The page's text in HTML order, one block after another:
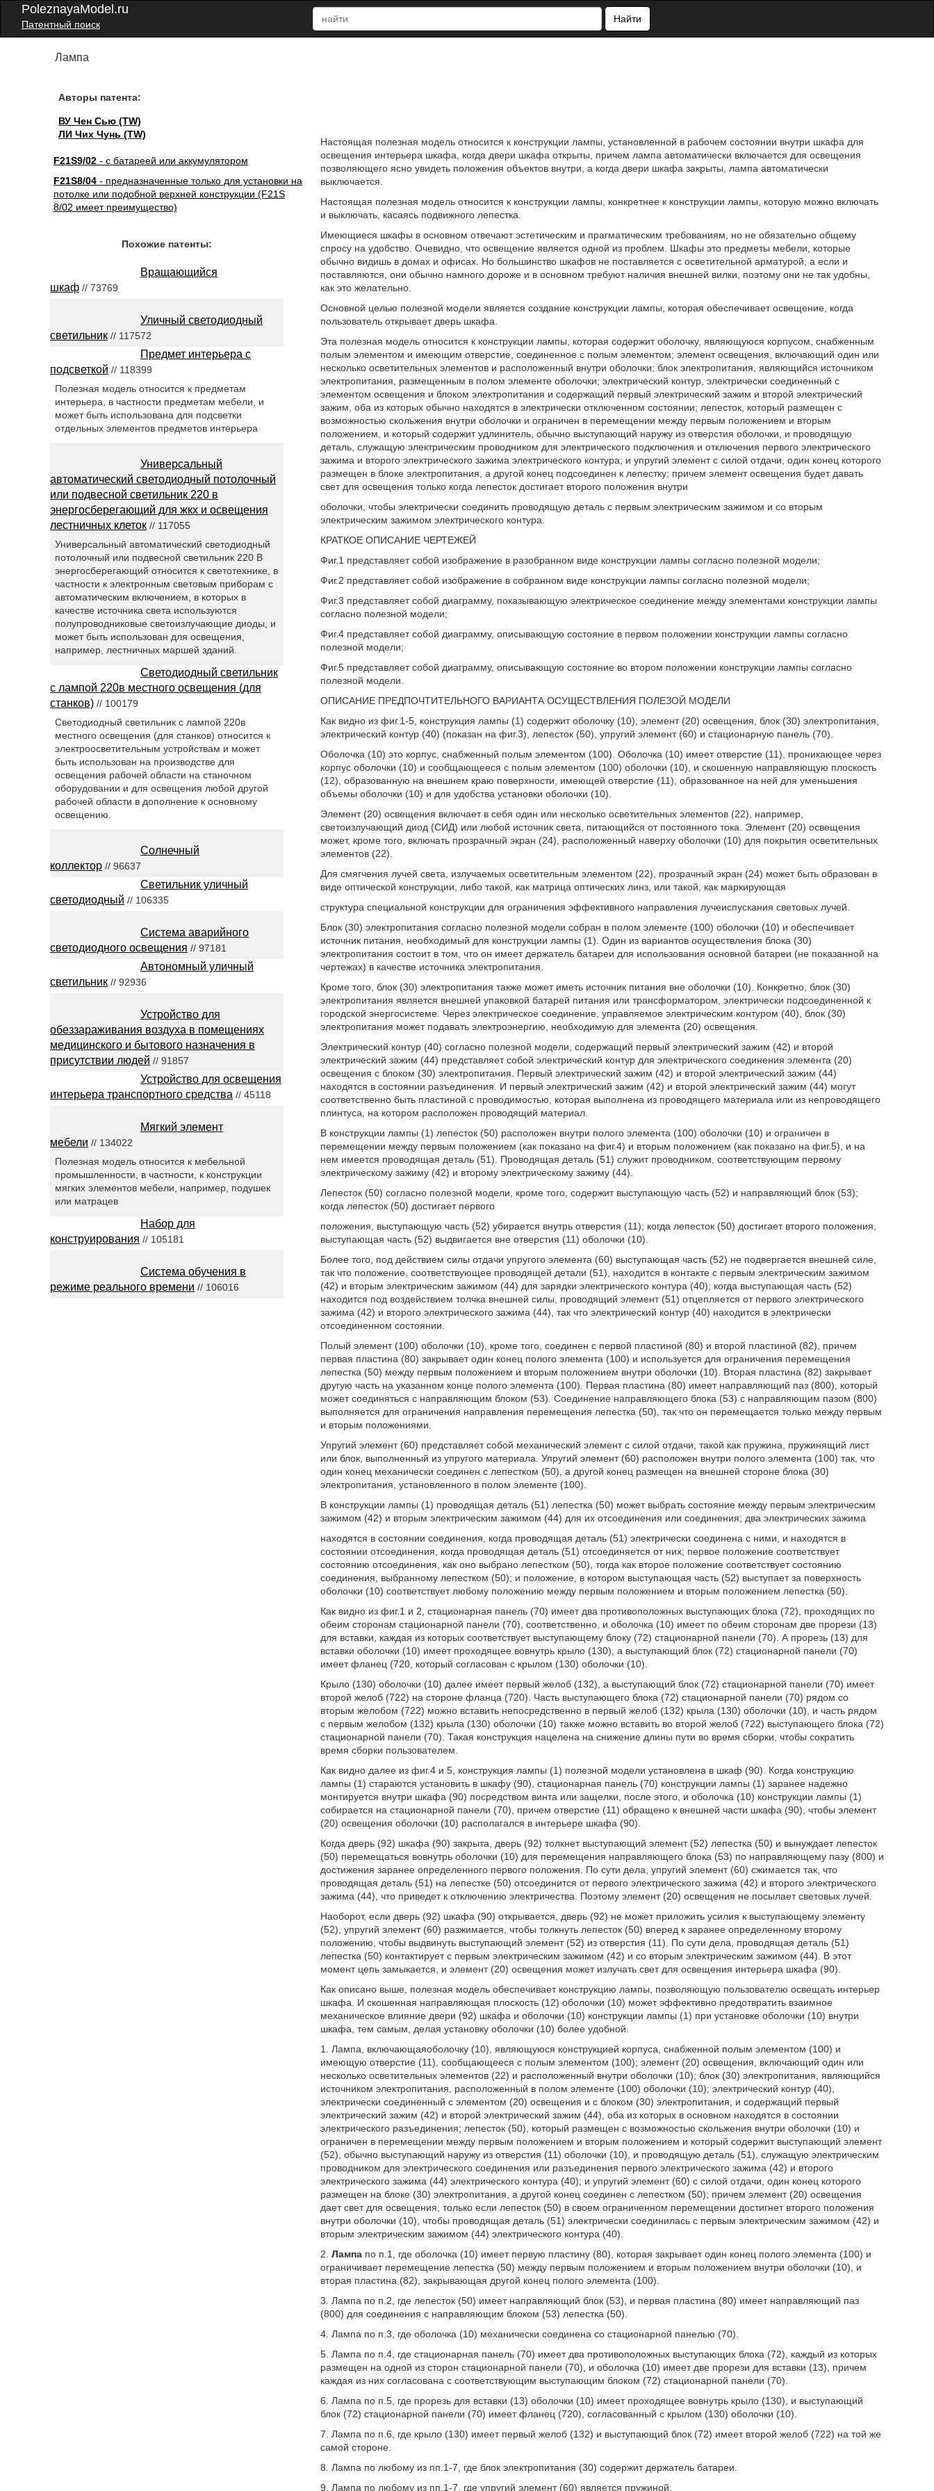
PoleznayaModel.ru
Патентный поиск
Найти
Лампа
Авторы патента:
ВУ Чен Сью (TW)
ЛИ Чих Чунь (TW)
F21S9/02 - с батареей или аккумулятором
F21S8/04 - предназначенные только для установки на
потолке или подобной верхней конструкции (F21S
8/02 имеет преимущество)
Настоящая полезная модель относится к конструкции лампы, установленной в рабочем состоянии внутри шкафа для
освещения интерьера шкафа, когда двери шкафа открыты, причем лампа автоматически включается для освещения
позволяющего ясно увидеть положения объектов внутри, а когда двери шкафа закрыты, лампа автоматически
выключается.
Настоящая полезная модель относится к конструкции лампы, конкретнее к конструкции лампы, которую можно включать
и выключать, касаясь подвижного лепестка.
Имеющиеся шкафы в основном отвечают эстетическим и прагматическим требованиям, но не обязательно общему
спросу на удобство. Очевидно, что освещение является одной из проблем. Шкафы это предметы мебели, которые
обычно видишь в домах и офисах. Но большинство шкафов не поставляется с осветительной арматурой, а если и
поставляются, они обычно намного дороже и в основном требуют наличия внешней вилки, поэтому они не так удобны,
как это желательно.
Основной целью полезной модели является создание конструкции лампы, которая обеспечивает освещение, когда
пользователь открывает дверь шкафа.
Эта полезная модель относится к конструкции лампы, которая содержит оболочку, являющуюся корпусом, снабженным
полым элементом и имеющим отверстие, соединенное с полым элементом; элемент освещения, включающий один или
несколько осветительных элементов и расположенный внутри оболочки; блок электропитания, являющийся источником
электропитания, размещенным в полом элементе оболочки; электрический контур, электрически соединенный с
элементом освещения и блоком электропитания и содержащий первый электрический зажим и второй электрический
зажим, оба из которых обычно находятся в электрически отключенном состоянии; лепесток, который размещен с
возможностью скольжения внутри оболочки и ограничен в перемещении между первым положением и вторым
положением, и который содержит удлинитель, обычно выступающий наружу из отверстия оболочки, и проводящую
деталь, служащую электрическим проводником для электрического подключения и отключения первого электрического
зажима и второго электрического зажима электрического контура; и упругий элемент с силой отдачи, один конец которого
размещен в блоке электропитания, а другой конец подсоединен к лепестку; причем элемент освещения будет давать
свет для освещения только когда лепесток достигает второго положения внутри
оболочки, чтобы электрически соединить проводящую деталь с первым электрическим зажимом и со вторым
электрическим зажимом электрического контура.
КРАТКОЕ ОПИСАНИЕ ЧЕРТЕЖЕЙ
Фиг.1 представляет собой изображение в разобранном виде конструкции лампы согласно полезной модели;
Фиг.2 представляет собой изображение в собранном виде конструкции лампы согласно полезной модели;
Фиг.3 представляет собой диаграмму, показывающую электрическое соединение между элементами конструкции лампы
согласно полезной модели;
Фиг.4 представляет собой диаграмму, описывающую состояние в первом положении конструкции лампы согласно
полезной модели;
Фиг.5 представляет собой диаграмму, описывающую состояние во втором положении конструкции лампы согласно
полезной модели.
ОПИСАНИЕ ПРЕДПОЧТИТЕЛЬНОГО ВАРИАНТА ОСУЩЕСТВЛЕНИЯ ПОЛЕЗОЙ МОДЕЛИ
Как видно из фиг.1-5, конструкция лампы (1) содержит оболочку (10), элемент (20) освещения, блок (30) электропитания,
электрический контур (40) (показан на фиг.3), лепесток (50), упругий элемент (60) и стационарную панель (70).
Оболочка (10) это корпус, снабженный полым элементом (100). Оболочка (10) имеет отверстие (11), проникающее через
корпус оболочки (10) и сообщающееся с полым элементом (100) оболочки (10), и скошенную направляющую плоскость
(12), образованную на внешнем краю поверхности, имеющей отверстие (11), образованное на ней для уменьшения
объемы оболочки (10) и для удобства установки оболочки (10).
Элемент (20) освещения включает в себя один или несколько осветительных элементов (22), например,
светоизлучающий диод (СИД) или любой источник света, питающийся от постоянного тока. Элемент (20) освещения
может, кроме того, включать прозрачный экран (24), расположенный наверху оболочки (10) для покрытия осветительных
элементов (22).
Для смягчения лучей света, излучаемых осветительным элементом (22), прозрачный экран (24) может быть образован в
виде оптической конструкции, либо такой, как матрица оптических линз, или такой, как маркирующая
структура специальной конструкции для ограничения эффективного направления лучеиспускания световых лучей.
Блок (30) электропитания согласно полезной модели собран в полом элементе (100) оболочки (10) и обеспечивает
источник питания, необходимый для конструкции лампы (1). Один из вариантов осуществления блока (30)
электропитания состоит в том, что он имеет держатель батареи для использования основной батареи (не показанной на
чертежах) в качестве источника электропитания.
Кроме того, блок (30) электропитания также может иметь источник питания вне оболочки (10). Конкретно, блок (30)
электропитания является внешней упаковкой батарей питания или трансформатором, электрически подсоединенной к
городской энергосистеме. Через электрическое соединение, управляемое электрическим контуром (40), блок (30)
электропитания может подавать электроэнергию, необходимую для элемента (20) освещения.
Электрический контур (40) согласно полезной модели, содержащий первый электрический зажим (42) и второй
электрический зажим (44) представляет собой электрический контур для электрического соединения элемента (20)
освещения с блоком (30) электропитания. Первый электрический зажим (42) и второй электрический зажим (44)
находятся в состоянии разъединения. И первый электрический зажим (42) и второй электрический зажим (44) могут
соответственно быть пластиной с проводимостью, которая выполнена из проводящего материала или из непроводящего
плинтуса, на котором расположен проводящий материал.
В конструкции лампы (1) лепесток (50) расположен внутри полого элемента (100) оболочки (10) и ограничен в
перемещении между первым положением (как показано на фиг.4) и вторым положением (как показано на фиг.5), и на
нем имеется проводящая деталь (51). Проводящая деталь (51) служит проводником, соответствующим первому
электрическому зажиму (42) и второму электрическому зажиму (44).
Лепесток (50) согласно полезной модели, кроме того, содержит выступающую часть (52) и направляющий блок (53);
когда лепесток (50) достигает первого
положения, выступающую часть (52) убирается внутрь отверстия (11); когда лепесток (50) достигает второго положения,
выступающая часть (52) выдвигается вне отверстия (11) оболочки (10).
Более того, под действием силы отдачи упругого элемента (60) выступающая часть (52) не подвергается внешней силе,
так что положение, соответствующее проводящей детали (51), находится в контакте с первым электрическим зажимом
(42) и вторым электрическим зажимом (44) для зарядки электрического контура (40); когда выступающая часть (52)
находится под воздействием толчка внешней силы, проводящий элемент (51) отцепляется от первого электрического
зажима (42) и второго электрического зажима (44), так что электрический контур (40) находится в электрически
отсоединенном состоянии.
Полый элемент (100) оболочки (10), кроме того, соединен с первой пластиной (80) и второй пластиной (82), причем
первая пластина (80) закрывает один конец полого элемента (100) и используется для ограничения перемещения
лепестка (50) между первым положением и вторым положением внутри оболочки (10). Вторая пластина (82) закрывает
другую часть на указанном конце полого элемента (100). Первая пластина (80) имеет направляющий паз (800), который
может соединяться с направляющим блоком (53). Соединение направляющего блока (53) с направляющим пазом (800)
выполняется для ограничения направления перемещения лепестка (50), так что он перемещается только между первым
и вторым положениями.
Упругий элемент (60) представляет собой механический элемент с силой отдачи, такой как пружина, пружинящий лист
или блок, выполненный из упругого материала. Упругий элемент (60) расположен внутри полого элемента (100) так, что
один конец механически соединен с лепестком (50), а другой конец размещен на внешней стороне блока (30)
электропитания, установленного в полом элементе (100).
В конструкции лампы (1) проводящая деталь (51) лепестка (50) может выбрать состояние между первым электрическим
зажимом (42) и вторым электрическим зажимом (44) для их отсоединения или соединения; два электрических зажима
находятся в состоянии соединения, когда проводящая деталь (51) электрически соединена с ними, и находятся в
состоянии отсоединения, когда проводящая деталь (51) отсоединяется от них; первое положение соответствует
состоянию отсоединения, как оно выбрано лепестком (50), тогда как второе положение соответствует состоянию
соединения, выбранному лепестком (50); и положение, в котором выступающая часть (52) выступает за поверхность
оболочки (10) соответствует любому положению между первым положением и вторым положением лепестка (50).
Как видно из фиг.1 и 2, стационарная панель (70) имеет два противоположных выступающих блока (72), проходящих по
обеим сторонам стационарной панели (70), соответственно, и оболочка (10) имеет по обеим сторонам две прорези (13)
для вставки, каждая из которых соответствует выступающему блоку (72) стационарной панели (70). А прорезь (13) для
вставки оболочки (10) имеет проходящее вовнутрь крыло (130), а выступающий блок (72) стационарной панели (70)
имеет фланец (720, который согласован с крылом (130) оболочки (10).
Крыло (130) оболочки (10) далее имеет первый желоб (132), а выступающий блок (72) стационарной панели (70) имеет
второй желоб (722) на стороне фланца (720). Часть выступающего блока (72) стационарной панели (70) рядом со
вторым желобом (722) можно вставить непосредственно в первый желоб (132) крыла (130) оболочки (10), и часть рядом
с первым желобом (132) крыла (130) оболочки (10) также можно вставить во второй желоб (722) выступающего блока (72)
стационарной панели (70). Такая конструкция нацелена на снижение длины пути во время сборки, чтобы сократить
время сборки пользователем.
Как видно далее из фиг.4 и 5, конструкция лампы (1) полезной модели установлена в шкаф (90). Когда конструкцию
лампы (1) стараются установить в шкафу (90), стационарная панель (70) конструкции лампы (1) заранее надежно
монтируется внутри шкафа (90) посредством винта или защелки, после этого, и оболочка (10) конструкции лампы (1)
собирается на стационарной панели (70), причем отверстие (11) обращено к внешней части шкафа (90), чтобы элемент
(20) освещения оболочки (10) располагался в интерьере шкафа (90).
Когда дверь (92) шкафа (90) закрыта, дверь (92) толкнет выступающий элемент (52) лепестка (50) и вынуждает лепесток
(50) перемещаться вовнутрь оболочки (10) для перемещения направляющего блока (53) по направляющему пазу (800) и
достижения заранее определенного первого положения. По сути дела, упругий элемент (60) сжимается так, что
проводящая деталь (51) на лепестке (50) отсоединится от первого электрического зажима (42) и второго электрического
зажима (44), что приведет к отключению электричества. Поэтому элемент (20) освещения не посылает световых лучей.
Наоборот, если дверь (92) шкафа (90) открывается, дверь (92) не может приложить усилия к выступающему элементу
(52), упругий элемент (60) разжимается, чтобы толкнуть лепесток (50) вперед к заранее определенному второму
положению, чтобы выдвинуть выступающий элемент (52) из отверстия (11). По сути дела, проводящая деталь (51)
лепестка (50) контактирует с первым электрическим зажимом (42) и со вторым электрическим зажимом (44). В этот
момент цепь замыкается, и элемент (20) освещения может излучать свет для освещения интерьера шкафа (90).
Как описано выше, полезная модель обеспечивает конструкцию лампы, позволяющую пользователю освещать интерьер
шкафа. И скошенная направляющая плоскость (12) оболочки (10) может эффективно предотвратить взаимное
механическое влияние двери (92) шкафа и оболочки (10) конструкции лампы (1) при установке оболочки (10) внутри
шкафа, тем самым, делая установку оболочки (10) более удобной.
1. Лампа, включающаяоболочку (10), являющуюся конструкцией корпуса, снабженной полым элементом (100) и
имеющую отверстие (11), сообщающееся с полым элементом (100); элемент (20) освещения, включающий один или
несколько осветительных элементов (22) и расположенный внутри оболочки (10); блок (30) электропитания, являющийся
источником электропитания, расположенный в полом элементе (100) оболочки (10); электрический контур (40),
электрически соединенный с элементом (20) освещения и с блоком (30) электропитания, и содержащий первый
электрический зажим (42) и второй электрический зажим (44), оба из которых в основном находятся в состоянии
электрического разъединения; лепесток (50), который размещен с возможностью скольжения внутри оболочки (10) и
ограничен в перемещении между первым положением и вторым положением и который содержит выступающий элемент
(52), обычно выступающий наружу из отверстия (11) оболочки (10), и проводящую деталь (51), служащую электрическим
проводником для электрического соединения или разъединения первого электрического зажима (42) и второго
электрического зажима (44) электрического контура (40); и упругий элемент (60) с силой отдачи, один конец которого
размещен на блоке (30) электропитания, а другой конец соединен с лепестком (50); причем элемент (20) освещения
дает свет для освещения, только если лепесток (50) в своем ограниченном перемещении достигнет второго положения
внутри оболочки (10), чтобы проводящая деталь (51) электрически соединилась с первым электрическим зажимом (42) и
вторым электрическим зажимом (44) электрического контура (40).
2. Лампапо п.1, где оболочка (10) имеет первую пластину (80), которая закрывает один конец полого элемента (100) и
ограничивает перемещение лепестка (50) между первым положением и вторым положением внутри оболочки (10), и
вторая пластина (82), закрывающая другой конец полого элемента (100).
3. Лампа по п.2, где лепесток (50) имеет направляющий блок (53), и первая пластина (80) имеет направляющий паз
(800) для соединения с направляющим блоком (53) лепестка (50).
4. Лампа по п.3, где оболочка (10) механически соединена со стационарной панелью (70).
5. Лампа по п.4, где стационарная панель (70) имеет два противоположных выступающих блока (72), каждый из которых
размещен на одной из сторон стационарной панели (70), и оболочка (10) имеет две прорези для вставки (13), причем
каждая из них согласована с соответствующим выступающим блоком (72) стационарной панели (70).
6. Лампа по п.5, где прорезь для вставки (13) оболочки (10) имеет проходящее вовнутрь крыло (130), и выступающий
блок (72) стационарной панели (70) имеет фланец (720), согласованный с крылом (130) оболочки (10).
7. Лампа по п.6, где крыло (130) имеет первый желоб (132) и выступающий блок (72) имеет второй желоб (722) на той же
самой стороне.
8. Лампа по любому из пп.1-7, где блок электропитания (30) содержит держатель батареи.
9. Лампа по любому из пп.1-7, где упругий элемент (60) является пружиной.
Похожие патенты:
Вращающийся
шкаф // 73769
Уличный светодиодный
светильник // 117572
Предмет интерьера с
подсветкой // 118399
Полезная модель относится к предметам
интерьера, в частности предметам мебели, и
может быть использована для подсветки
отдельных элементов предметов интерьера
Универсальный
автоматический светодиодный потолочный
или подвесной светильник 220 в
энергосберегающий для жкх и освещения
лестничных клеток // 117055
Универсальный автоматический светодиодный
потолочный или подвесной светильник 220 В
энергосберегающий относится к светотехнике, в
частности к электронным световым приборам с
автоматическим включением, в которых в
качестве источника света используются
полупроводниковые светоизлучающие диоды, и
может быть использован для освещения,
например, лестничных маршей зданий.
Светодиодный светильник
с лампой 220в местного освещения (для
станков) // 100179
Светодиодный светильник с лампой 220в
местного освещения (для станков) относится к
электроосветительным устройствам и может
быть использован на производстве для
освещения рабочей области на станочном
оборудовании и для освещения любой другой
рабочей области в дополнение к основному
освещению.
Солнечный
коллектор // 96637
Светильник уличный
светодиодный // 106335
Система аварийного
светодиодного освещения // 97181
Автономный уличный
светильник // 92936
Устройство для
обеззараживания воздуха в помещениях
медицинского и бытового назначения в
присутствии людей // 91857
Устройство для освещения
интерьера транспортного средства // 45118
Мягкий элемент
мебели // 134022
Полезная модель относится к мебельной
промышленности, в частности, к конструкции
мягких элементов мебели, например, подушек
или матрацев
Набор для
конструирования // 105181
Система обучения в
режиме реального времени // 106016